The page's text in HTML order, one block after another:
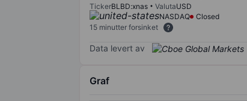
TickerBLBD:xnas ValutaUSD
NASDAQ
Closed
15 minutter forsinket
Data levert av
Graf